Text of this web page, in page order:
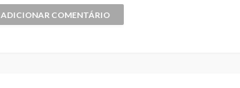
ADICIONAR COMENTÁRIO